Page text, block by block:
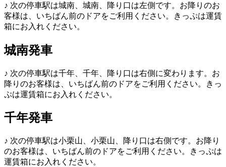
♪ 次の停車駅は城南、城南、降り口は左側です。お降りのお
客様は、いちばん前のドアをご利用ください。きっぷは運賃
箱にお入れください。
城南発車
♪ 次の停車駅は千年、千年、降り口は右側に変わります。お
降りのお客様は、いちばん前のドアをご利用ください。きっ
ぷは運賃箱にお入れください。
千年発車
♪ 次の停車駅は小栗山、小栗山、降り口は右側です。お降り
のお客様は、いちばん前のドアをご利用ください。きっぷは
運賃箱にお入れください。